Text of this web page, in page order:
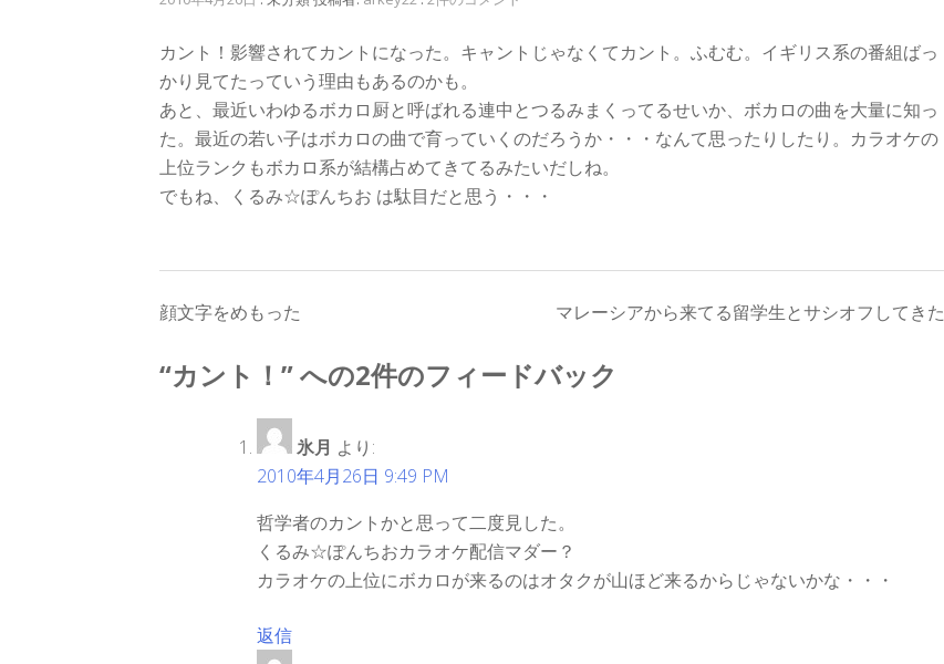
カント！影響されてカントになった。キャントじゃなくてカント。ふむむ。イギリス系の番組ばっ
かり見てたっていう理由もあるのかも。
あと、最近いわゆるボカロ厨と呼ばれる連中とつるみまくってるせいか、ボカロの曲を大量に知っ
た。最近の若い子はボカロの曲で育っていくのだろうか・・・なんて思ったりしたり。カラオケの
上位ランクもボカロ系が結構占めてきてるみたいだしね。
でもね、くるみ☆ぽんちお は駄目だと思う・・・
投
稿
顔文字をめもった マレーシアから来てる留学生とサシオフしてきた
“カント！ ” への2件のフィードバック
氷月 より:
2010年4月26日 9:49 PM
哲学者のカントかと思って二度見した。
くるみ☆ぽんちおカラオケ配信マダー？
カラオケの上位にボカロが来るのはオタクが山ほど来るからじゃないかな・・・
返信